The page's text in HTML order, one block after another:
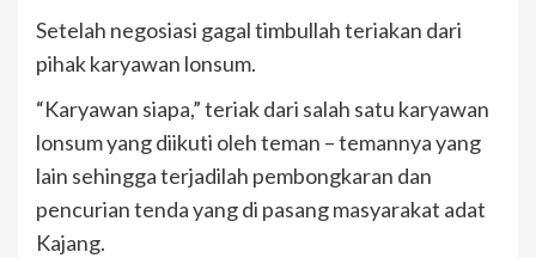
Setelah negosiasi gagal timbullah teriakan dari
pihak karyawan lonsum.
“Karyawan siapa,” teriak dari salah satu karyawan
lonsum yang diikuti oleh teman – temannya yang
lain sehingga terjadilah pembongkaran dan
pencurian tenda yang di pasang masyarakat adat
Kajang.